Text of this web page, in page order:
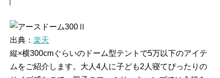
出典： 楽天
縦×横300cmぐらいのドーム型テントで5万以下のアイテ
ムをご紹介します。大人4人に子ども2人寝てぴったりの